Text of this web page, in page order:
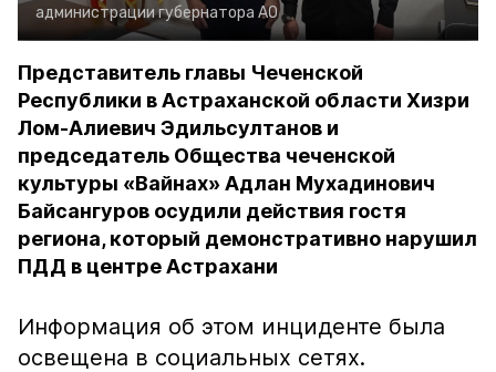
администрации губернатора АО
Представитель главы Чеченской
Республики в Астраханской области Хизри
Лом-Алиевич Эдильсултанов и
председатель Общества чеченской
культуры «Вайнах» Адлан Мухадинович
Байсангуров осудили действия гостя
региона, который демонстративно нарушил
ПДД в центре Астрахани
Информация об этом инциденте была
освещена в социальных сетях.